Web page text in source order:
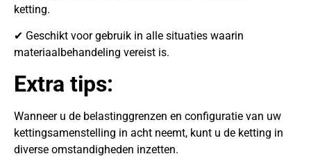
ketting.
✔ Geschikt voor gebruik in alle situaties waarin
materiaalbehandeling vereist is.
Extra tips:
Wanneer u de belastinggrenzen en configuratie van uw
kettingsamenstelling in acht neemt, kunt u de ketting in
diverse omstandigheden inzetten.